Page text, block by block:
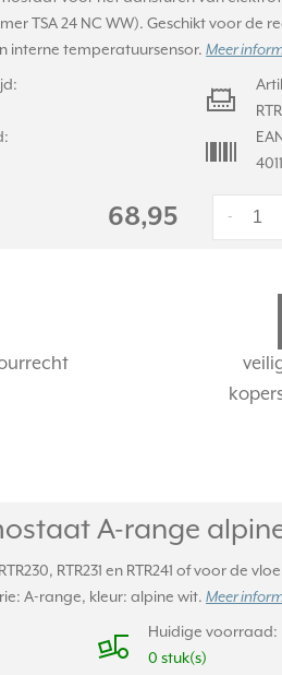
TSA 24 NC WW). Geschikt voor de
interne temperatuursensor.Meer
68,95 -
A-range
RTR231 en RTR241 of voor de
A-range, kleur: alpine wit. Meer
Huidige voorraad:
0 stuk(s)